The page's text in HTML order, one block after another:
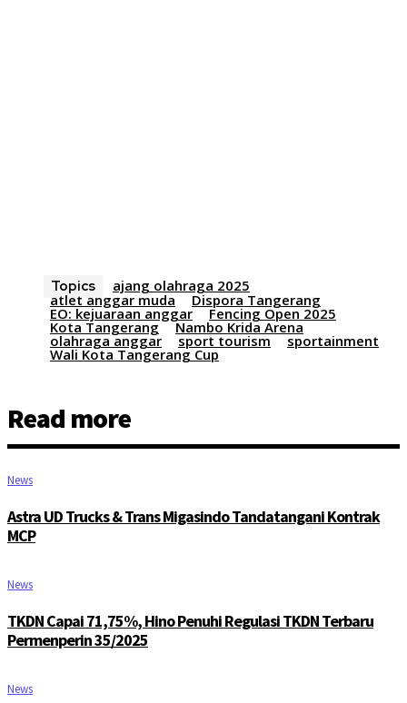
Topics
ajang olahraga 2025
atlet anggar muda
Dispora Tangerang
EO: kejuaraan anggar Fencing Open 2025
Kota Tangerang Nambo Krida Arena
olahraga anggar sport tourism sportainment
Wali Kota Tangerang Cup
Read more
News
Astra UD Trucks & Trans Migasindo Tandatangani Kontrak
MCP
News
TKDN Capai 71,75%, Hino Penuhi Regulasi TKDN Terbaru
Permenperin 35/2025
News